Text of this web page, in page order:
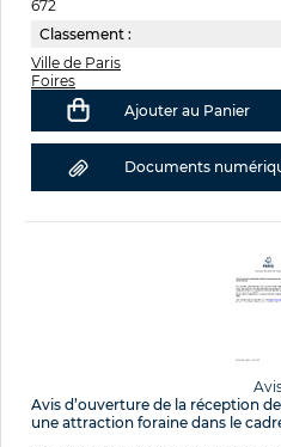
672
Classement :
Ville de Paris
Foires
Ajouter au Panier
Documents
Avis d’ouverture de la réception
une attraction foraine dans le